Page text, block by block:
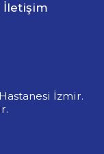
İletişim
İzmir.